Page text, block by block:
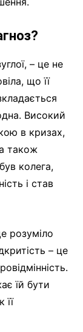
– це не
що її
Високий
в кризах,
також
колега,
і став
розуміло
– це
їй бути
її